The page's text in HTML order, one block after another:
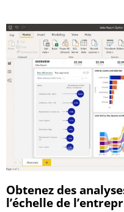
Obtenez des
l’échelle de